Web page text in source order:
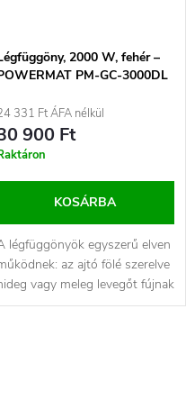
2000 W, fehér –
PM-GC-3000DL
331 Ft ÁFA nélkül
900 Ft
KOSÁRBA
légfüggönyök egyszerű elven
az ajtó fölé szerelve
vagy meleg levegőt fújnak
így egyfajta...